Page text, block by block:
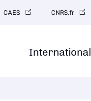
International
CAES CNRS.fr